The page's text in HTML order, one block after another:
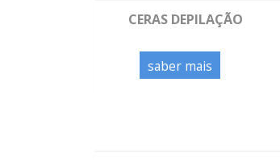
CERAS DEPILAÇÃO
saber mais